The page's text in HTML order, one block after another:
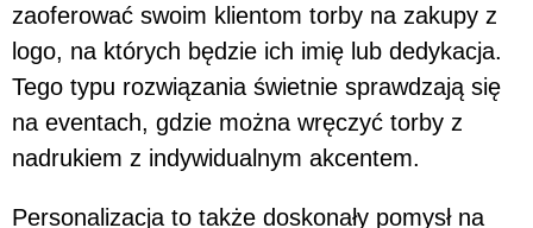
zaoferować swoim klientom torby na zakupy z
logo, na których będzie ich imię lub dedykacja.
Tego typu rozwiązania świetnie sprawdzają się
na eventach, gdzie można wręczyć torby z
nadrukiem z indywidualnym akcentem.
Personalizacja to także doskonały pomysł na